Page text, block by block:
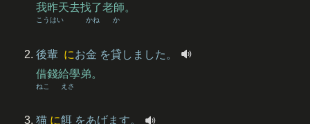
我昨天去找了老師。
後輩
こうはい
にお金
かね
を貸
か
しました。
借錢給學弟。
猫
ねこ
に餌
えさ
をあげます。